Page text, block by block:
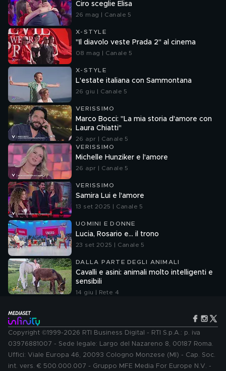
Ciro sceglie Elisa
26 mag | Canale 5
X-STYLE
"Il diavolo veste Prada 2" al cinema
08 mag | Canale 5
X-STYLE
L'estate italiana con Sammontana
26 giu | Canale 5
VERISSIMO
Marco Bocci: "La mia storia d'amore con
Laura Chiatti"
26 apr | Canale 5
VERISSIMO
Michelle Hunziker e l'amore
26 apr | Canale 5
VERISSIMO
Samira Lui e l'amore
13 set 2025 | Canale 5
UOMINI E DONNE
Lucia, Rosario e... il trono
23 set 2025 | Canale 5
DALLA PARTE DEGLI ANIMALI
Cavalli e asini: animali molto intelligenti e
sensibili
14 giu | Rete 4
Copyright ©1999-2026 RTI Business Digital - RTI S.p.A.: p. iva
03976881007 - Sede legale: Largo del Nazareno 8, 00187 Roma.
Uffici: Viale Europa 46, 20093 Cologno Monzese (MI) - Cap. Soc.
int. vers. € 500.000.007 - Gruppo MFE Media For Europe N.V. -